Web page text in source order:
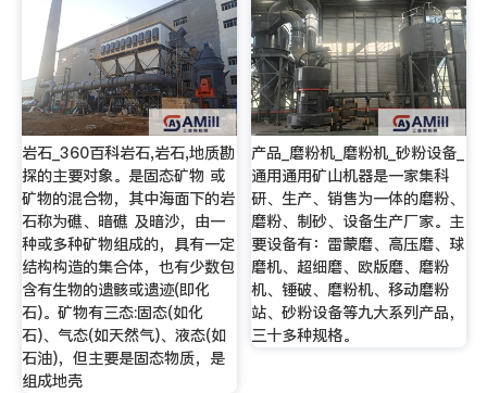
岩石_360百科岩石,岩石,地质勘
探的主要对象。是固态矿物 或
矿物的混合物，其中海面下的岩
石称为礁、暗礁 及暗沙，由一
种或多种矿物组成的，具有一定
结构构造的集合体，也有少数包
含有生物的遗骸或遗迹(即化
石)。矿物有三态:固态(如化
石)、气态(如天然气)、液态(如
石油)，但主要是固态物质，是
组成地壳
产品_磨粉机_磨粉机_砂粉设备_
通用通用矿山机器是一家集科
研、生产、销售为一体的磨粉、
磨粉、制砂、设备生产厂家。主
要设备有：雷蒙磨、高压磨、球
磨机、超细磨、欧版磨、磨粉
机、锤破、磨粉机、移动磨粉
站、砂粉设备等九大系列产品，
三十多种规格。